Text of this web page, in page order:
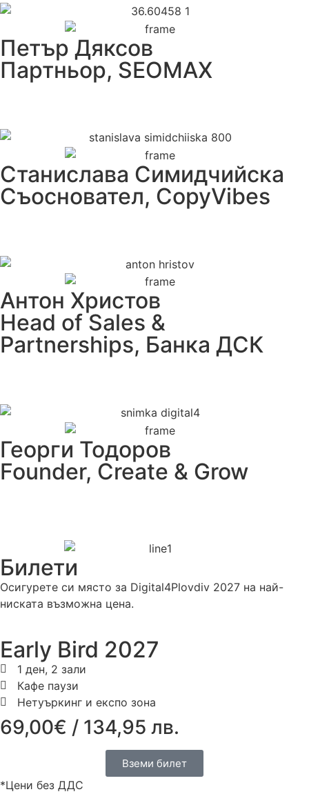
Петър Дяксов
Партньор, SEOMAX
Станислава Симидчийска
Съосновател, CopyVibes
Антон Христов
Head of Sales &
Partnerships, Банка ДСК
Георги Тодоров
Founder, Create & Grow
Билети
Осигурете си място за Digital4Plovdiv 2027 на най-
ниската възможна цена.
Early Bird 2027
1 ден, 2 зали
Кафе паузи
Нетуъркинг и експо зона
69,00€ / 134,95 лв.
Вземи билет
*Цени без ДДС